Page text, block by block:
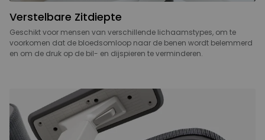
Verstelbare Zitdiepte
Geschikt voor mensen van verschillende lichaamstypes, om te
voorkomen dat de bloedsomloop naar de benen wordt belemmerd
en om de druk op de bil- en dijspieren te verminderen.